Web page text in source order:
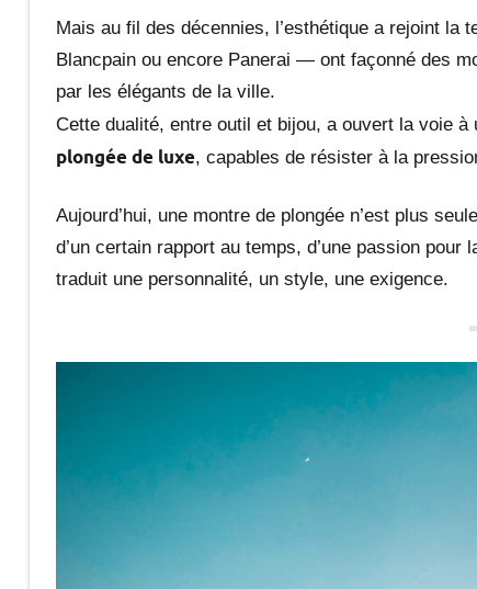
Mais au fil des décennies, l’esthétique a rejoint
Blancpain ou encore Panerai — ont façonné des
par les élégants de la ville.
Cette dualité, entre outil et bijou, a ouvert la voie
plongée de luxe, capables de résister à la
Aujourd’hui, une montre de plongée n’est plus
d’un certain rapport au temps, d’une passion
traduit une personnalité, un style, une exigence.